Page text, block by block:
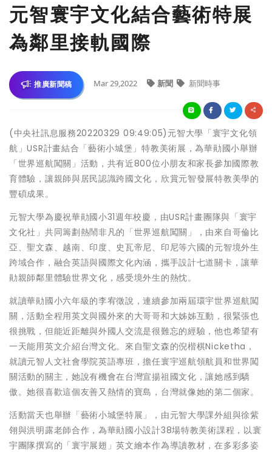
元智寰宇文化結合藝術特展
為鄰里接軌國際
推廣新聞稿 Mar 29,2022 新聞 新聞時事
(中央社訊息服務20220329 09:49:05)元智大學「寰宇文化領
航」USR計畫結合「藝術小城堡」特教美術展，為華勛國小舉辦
「世界巡航闖關」活動，共有近800位小朋友和家長參加國際教
育體驗，讓親師與居民認識跨國文化，欣賞元智發展特教美學的
豐碩成果。
元智大學為慶祝華勛國小31週年校慶，由USR計畫團隊與「寰宇
文化社」共同籌劃熱鬧非凡的「世界巡航闖關」，由來自哥倫比
亞、聖文森、越南、印度、史瓦帝尼、印尼等六國的元智境外生
跨域合作，融合英語與國際文化內涵，攜手設計七道關卡，讓華
勛親師鄰里體驗世界文化，感受境外生的熱忱。
就讀華勛國小六年級的李宥徵說，連續參加兩屆環宇世界巡航闖
關，活動全程用英文與國外來的大哥哥和大姊姊互動，很緊張也
很挑戰，但能近距離與外國人交流是很難忘的經驗，他也希望有
一天能用英文介紹台灣文化。來自聖文森的倪楷棋Nicketha，
就讀元智人文社會學院英語專班，擔任寰宇巡航領航員和世界闖
關活動的關主，她說有機會在台灣宣揚祖國文化，讓她感到驕
傲。她很喜歡這個友善又熱情的寶島，台灣就像她的第二個家。
活動當天也舉辦「藝術小城堡特展」，由元智大學課外組與徐紫
翎與洪明露老師合作，為華勛國小設計38場特教美術課程，以寰
宇團隊撰寫的「寰宇展翅」英文繪本作為導讀教材，在多彩多姿